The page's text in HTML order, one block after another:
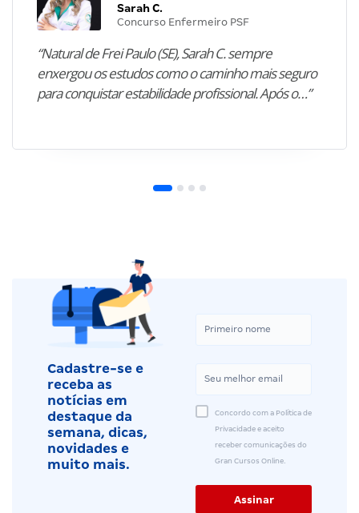
Sarah C.
Concurso Enfermeiro PSF
“Natural de Frei Paulo (SE), Sarah C. sempre
enxergou os estudos como o caminho mais seguro
para conquistar estabilidade profissional. Após o…”
Cadastre-se e
receba as
notícias em
destaque da
semana, dicas,
novidades e
muito mais.
Concordo com a Política de
Privacidade e aceito
receber comunicações do
Gran Cursos Online.